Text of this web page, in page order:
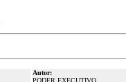
Autor:
PODER EXECUTIVO